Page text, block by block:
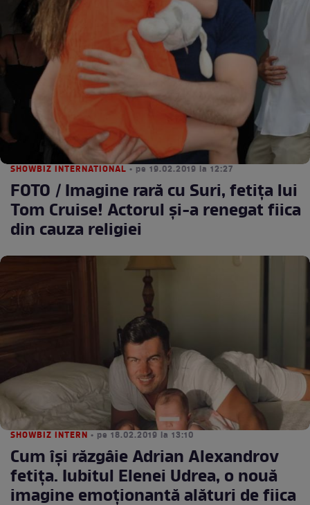
SHOWBIZ INTERNATIONAL • pe 19.02.2019 la 12:27
FOTO / Imagine rară cu Suri, fetița lui
Tom Cruise! Actorul și-a renegat fiica
din cauza religiei
SHOWBIZ INTERN • pe 18.02.2019 la 13:10
Cum îşi răzgâie Adrian Alexandrov
fetiţa. Iubitul Elenei Udrea, o nouă
imagine emoţionantă alături de fiica